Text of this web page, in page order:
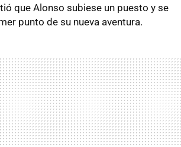
que Alonso subiese un puesto y se
punto de su nueva aventura.